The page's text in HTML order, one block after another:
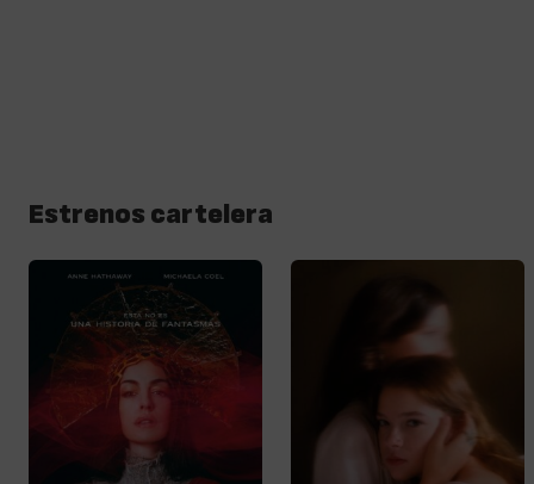
Estrenos cartelera